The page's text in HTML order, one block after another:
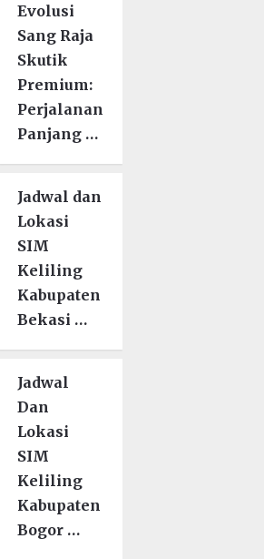
Evolusi
Sang Raja
Skutik
Premium:
Perjalanan
Panjang …
Jadwal dan
Lokasi
SIM
Keliling
Kabupaten
Bekasi …
Jadwal
Dan
Lokasi
SIM
Keliling
Kabupaten
Bogor …